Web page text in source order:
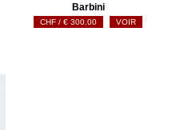
Barbini
€ 300.00 VOIR